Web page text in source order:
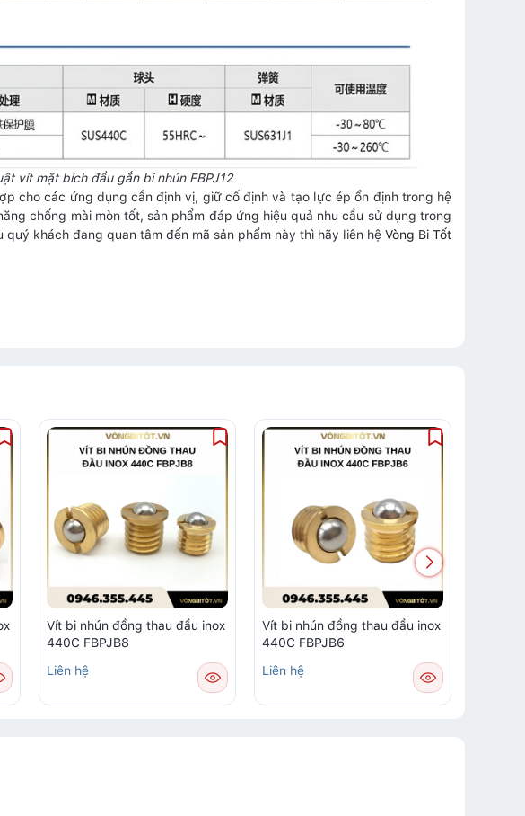
vít mặt bích đầu gắn bi nhún FBPJ12
cho các ứng dụng cần định vị, giữ cố định và tạo lực ép ổn định trong hệ
chống mài mòn tốt, sản phẩm đáp ứng hiệu quả nhu cầu sử dụng trong
khách đang quan tâm đến mã sản phẩm này thì hãy liên hệ Vòng Bi Tốt
Vít bi nhún đồng thau đầu inox
440C FBPJB8
Liên hệ
Vít bi nhún đồng thau đầu inox
440C FBPJB6
Liên hệ